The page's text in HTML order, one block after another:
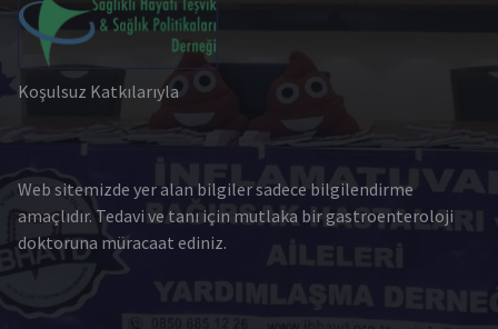
Koşulsuz Katkılarıyla
Web sitemizde yer alan bilgiler sadece bilgilendirme
amaçlıdır. Tedavi ve tanı için mutlaka bir gastroenteroloji
doktoruna müracaat ediniz.